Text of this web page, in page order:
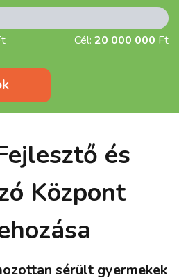
Cél: 20 000 000 Ft
és
Központ
sérült gyermekek